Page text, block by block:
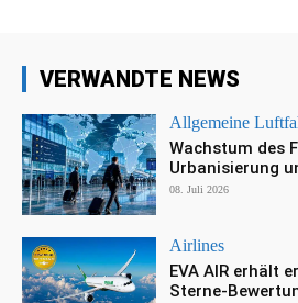
VERWANDTE NEWS
Allgemeine
Wachstum des
Urbanisierung
08. Juli 2026
Airlines
EVA AIR erhält
Sterne-